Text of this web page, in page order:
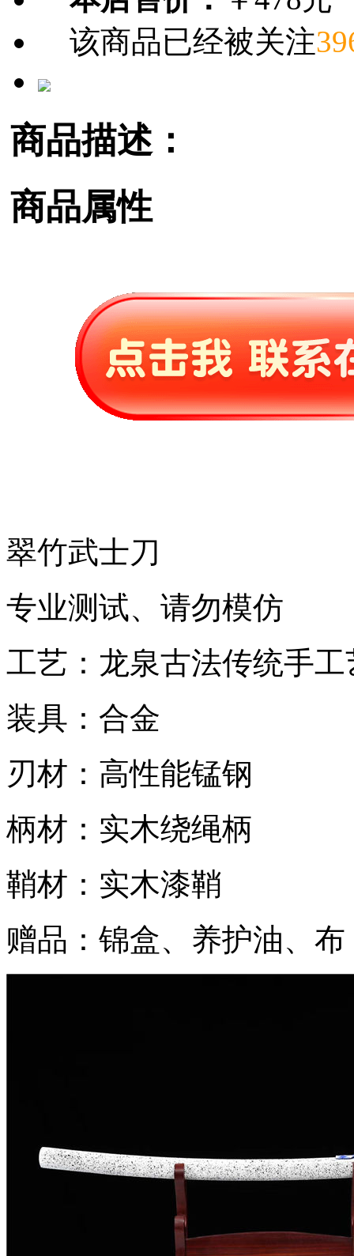
该商品已经被关注
商品描述：
商品属性
翠竹武士刀
专业测试、请勿模仿
工艺：龙泉古法传统手工
装具：合金
刃材：高性能锰钢
柄材：实木绕绳柄
鞘材：实木漆鞘
赠品：锦盒、养护油、布